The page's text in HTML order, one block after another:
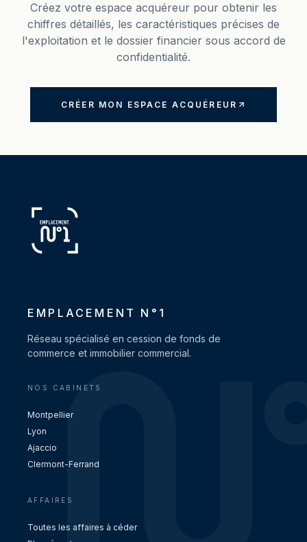
Créez votre espace acquéreur pour obtenir les
chiffres détaillés, les caractéristiques précises de
l'exploitation et le dossier financier sous accord de
confidentialité.
CRÉER MON ESPACE ACQUÉREUR
EMPLACEMENT N°1
Réseau spécialisé en cession de fonds de
commerce et immobilier commercial.
NOS CABINETS
Montpellier
Lyon
Ajaccio
Clermont-Ferrand
AFFAIRES
Toutes les affaires à céder